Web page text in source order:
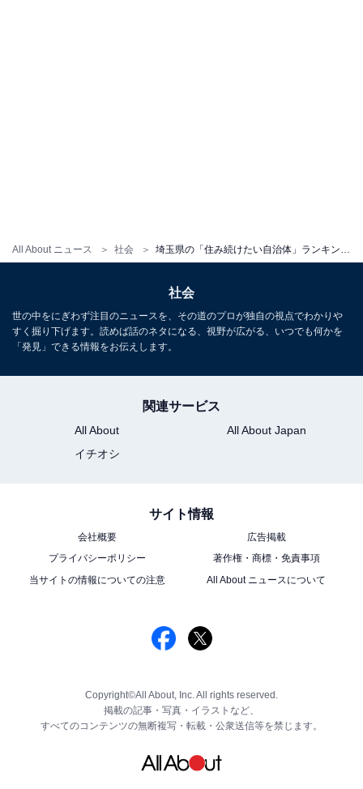
All About ニュース 社会 埼玉県の「住み続けたい自治体」ランキング！ 3位「さいたま市中央区」、2位「さいたま市浦和区」、1位は？
社会
世の中をにぎわず注目のニュースを、その道のプロが独自の視点でわかりや
すく掘り下げます。読めば話のネタになる、視野が広がる、いつでも何かを
「発見」できる情報をお伝えします。
関連サービス
All About
All About Japan
イチオシ
サイト情報
会社概要
広告掲載
プライバシーポリシー
著作権・商標・免責事項
当サイトの情報についての注意
All About ニュースについて
Copyright©All About, Inc. All rights reserved.
掲載の記事・写真・イラストなど、
すべてのコンテンツの無断複写・転載・公衆送信等を禁じます。